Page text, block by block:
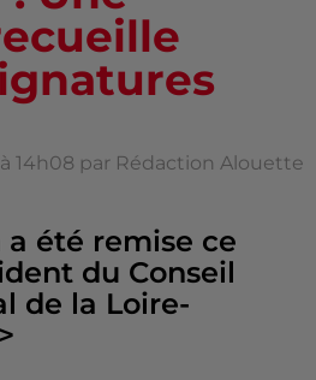
à 14h08 par Rédaction Alouette
été remise ce
du Conseil
de la Loire-